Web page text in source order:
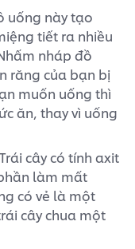
uống này tạo
tiết ra nhiều
nháp đồ
răng của bạn bị
muốn uống thì
ăn, thay vì uống
cây có tính axit
làm mất
có vẻ là một
cây chua một